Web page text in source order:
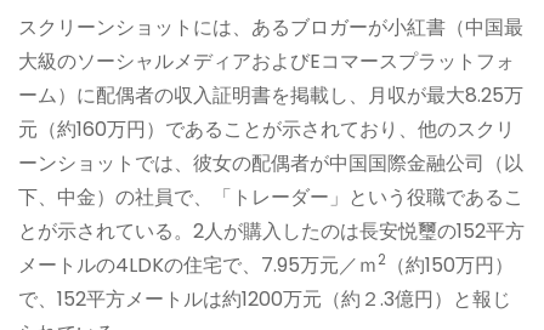
スクリーンショットには、あるブロガーが小紅書（中国最
大級のソーシャルメディアおよびEコマースプラットフォ
ーム）に配偶者の収入証明書を掲載し、月収が最大8.25万
元（約160万円）であることが示されており、他のスクリ
ーンショットでは、彼女の配偶者が中国国際金融公司（以
下、中金）の社員で、「トレーダー」という役職であるこ
とが示されている。2人が購入したのは長安悦璽の152平方
メートルの4LDKの住宅で、7.95万元／ｍ2 （約150万円）
で、152平方メートルは約1200万元（約２.3億円）と報じ